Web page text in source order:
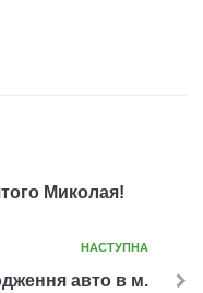
Миколая!
НАСТУПНА
авто в м.